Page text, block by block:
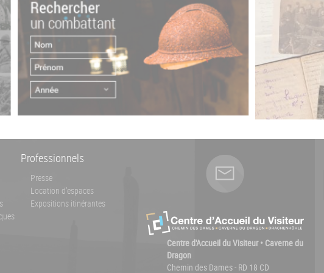
Professionnels
Presse
Location d'espaces
Expositions itinérantes
Centre d'Accueil du Visiteur • Caverne du
Dragon
Chemin des Dames - RD 18 CD